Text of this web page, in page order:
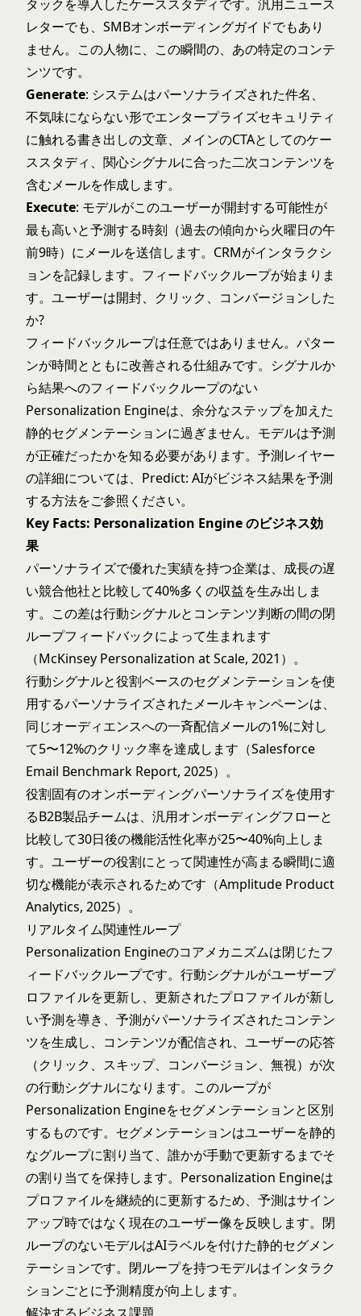
タックを導入したケーススタディです。汎用ニュース
レターでも、SMBオンボーディングガイドでもあり
ません。この人物に、この瞬間の、あの特定のコンテ
ンツです。
Generate: システムはパーソナライズされた件名、
不気味にならない形でエンタープライズセキュリティ
に触れる書き出しの文章、メインのCTAとしてのケー
ススタディ、関心シグナルに合った二次コンテンツを
含むメールを作成します。
Execute: モデルがこのユーザーが開封する可能性が
最も高いと予測する時刻（過去の傾向から火曜日の午
前9時）にメールを送信します。CRMがインタラクシ
ョンを記録します。フィードバックループが始まりま
す。ユーザーは開封、クリック、コンバージョンした
か?
フィードバックループは任意ではありません。パター
ンが時間とともに改善される仕組みです。シグナルか
ら結果へのフィードバックループのない
Personalization Engineは、余分なステップを加えた
静的セグメンテーションに過ぎません。モデルは予測
が正確だったかを知る必要があります。予測レイヤー
の詳細については、 Predict: AIがビジネス結果を予測
する方法をご参照ください。
Key Facts: Personalization Engine のビジネス効
果
パーソナライズで優れた実績を持つ企業は、成長の遅
い競合他社と比較して40%多くの収益を生み出しま
す。この差は行動シグナルとコンテンツ判断の間の閉
ループフィードバックによって生まれます
（McKinsey Personalization at Scale, 2021）。
行動シグナルと役割ベースのセグメンテーションを使
用するパーソナライズされたメールキャンペーンは、
同じオーディエンスへの一斉配信メールの1%に対し
て5〜12%のクリック率を達成します（Salesforce
Email Benchmark Report, 2025）。
役割固有のオンボーディングパーソナライズを使用す
るB2B製品チームは、汎用オンボーディングフローと
比較して30日後の機能活性化率が25〜40%向上しま
す。ユーザーの役割にとって関連性が高まる瞬間に適
切な機能が表示されるためです（Amplitude Product
Analytics, 2025）。
リアルタイム関連性ループ
Personalization Engineのコアメカニズムは閉じたフ
ィードバックループです。行動シグナルがユーザープ
ロファイルを更新し、更新されたプロファイルが新し
い予測を導き、予測がパーソナライズされたコンテン
ツを生成し、コンテンツが配信され、ユーザーの応答
（クリック、スキップ、コンバージョン、無視）が次
の行動シグナルになります。このループが
Personalization Engineをセグメンテーションと区別
するものです。セグメンテーションはユーザーを静的
なグループに割り当て、誰かが手動で更新するまでそ
の割り当てを保持します。Personalization Engineは
プロファイルを継続的に更新するため、予測はサイン
アップ時ではなく現在のユーザー像を反映します。閉
ループのないモデルはAIラベルを付けた静的セグメン
テーションです。閉ループを持つモデルはインタラク
ションごとに予測精度が向上します。